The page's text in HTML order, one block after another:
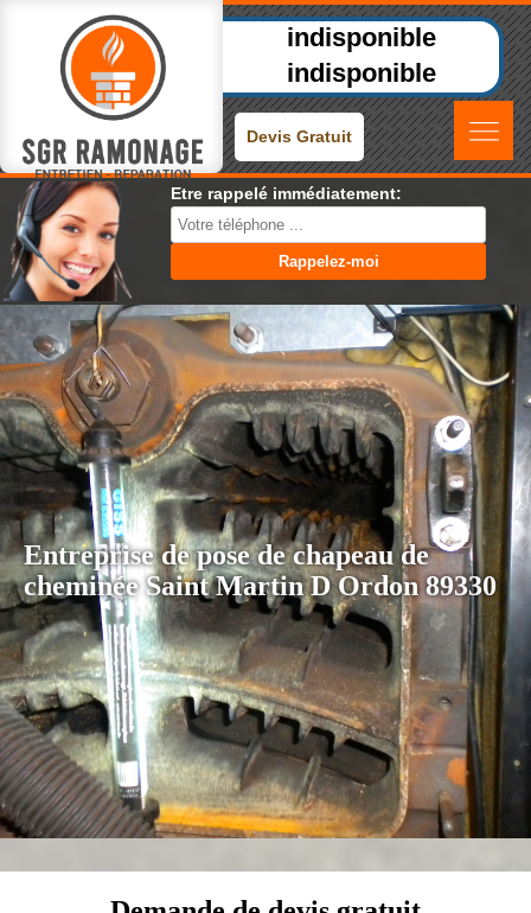
indisponible
indisponible
Devis Gratuit
Etre rappelé immédiatement:
Entreprise de pose de chapeau de
cheminée Saint Martin D Ordon 89330